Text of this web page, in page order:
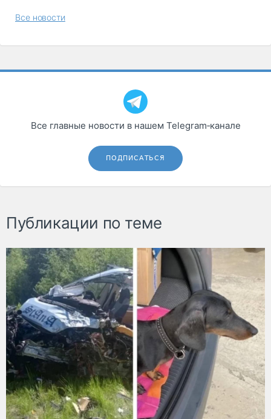
Все новости
Все главные новости в нашем Telegram‑канале
ПОДПИСАТЬСЯ
Публикации по теме